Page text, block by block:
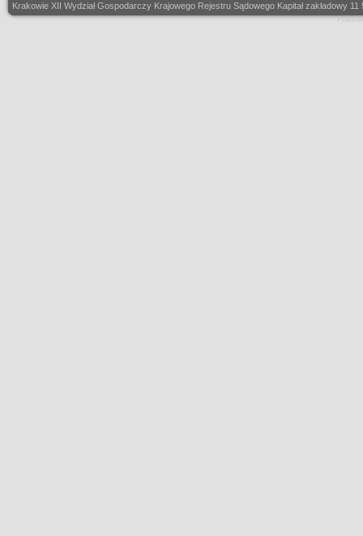
Krakowie XII Wydział Gospodarczy Krajowego Rejestru Sądowego Kapitał zakładowy 11